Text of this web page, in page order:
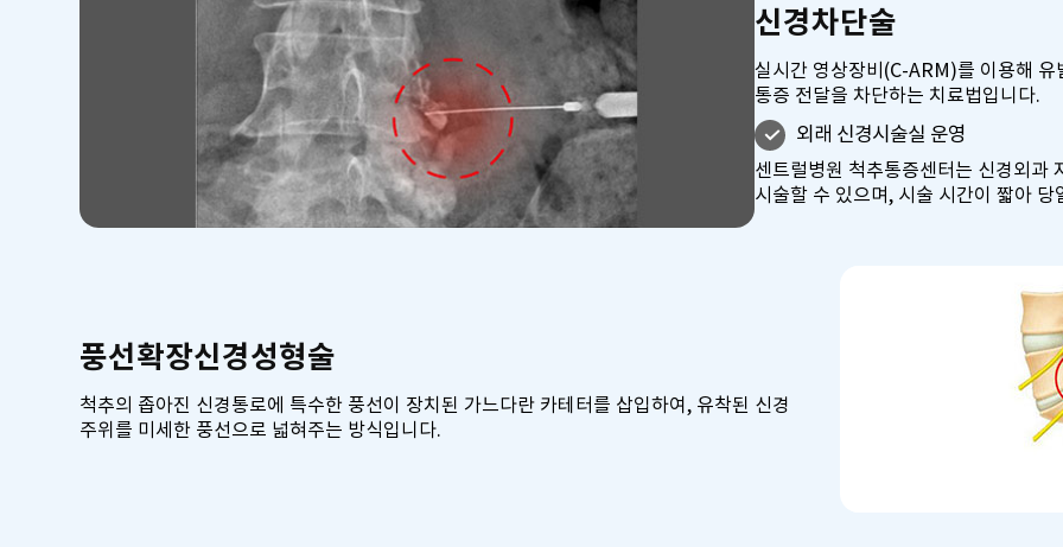
신경차단술
실시간 영상장비(C-ARM)를 이용해
통증 전달을 차단하는 치료법입니다.
외래 신경시술실 운영
센트럴병원 척추통증센터는 신경외과
시술할 수 있으며, 시술 시간이 짧아
풍선확장신경성형술
척추의 좁아진 신경통로에 특수한 풍선이 장치된 가느다란 카테터를 삽입하여, 유착된 신경
주위를 미세한 풍선으로 넓혀주는 방식입니다.